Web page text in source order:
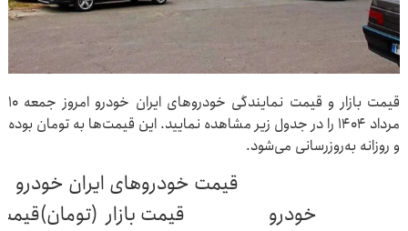
قیمت بازار و قیمت نمایندگی خودروهای ایران خودرو امروز جمعه ۱۰
مرداد ۱۴۰۴ را در جدول زیر مشاهده نمایید. این قیمت‌ها به تومان بوده
و روزانه به‌روزرسانی می‌شود.
قیمت خودروهای ایران خودرو
خودرو
قیمت بازار (تومان)